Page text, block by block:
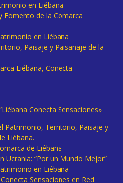
en Liébana
Fomento de la Comarca
en Liébana
Paisaje y Paisanaje de la
Liébana, Conecta
Conecta Sensaciones»
Patrimonio, Territorio, Paisaje y
Liébana.
de Liébana
Ucrania: “Por un Mundo Mejor”
en Liébana
Sensaciones en Red